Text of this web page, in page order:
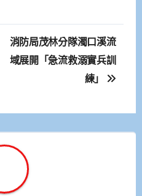
消防局茂林分隊濁口溪流
域展開「急流救溺實兵訓
練」